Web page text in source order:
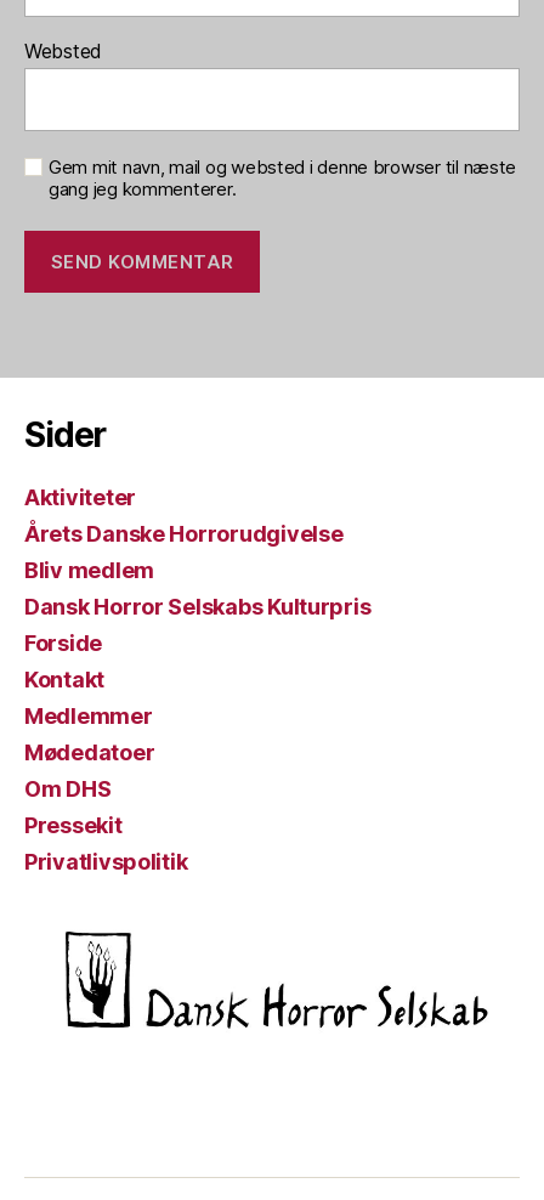
Websted
Gem mit navn, mail og websted i denne browser til næste
gang jeg kommenterer.
Sider
Aktiviteter
Årets Danske Horrorudgivelse
Bliv medlem
Dansk Horror Selskabs Kulturpris
Forside
Kontakt
Medlemmer
Mødedatoer
Om DHS
Pressekit
Privatlivspolitik